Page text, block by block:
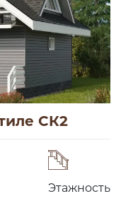
СК2
Этажность